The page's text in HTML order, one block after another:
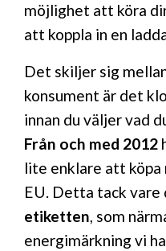
möjlighet att köra
att koppla in en
Det skiljer sig
konsument är det
innan du väljer vad
Från och med 2012
lite enklare att köpa
EU. Detta tack vare
etiketten, som
energimärkning vi